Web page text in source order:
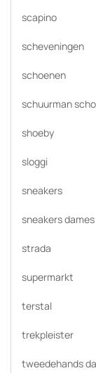
scapino
scheveningen
schoenen
schuurman
shoeby
sloggi
sneakers
sneakers dames
strada
supermarkt
terstal
trekpleister
tweedehands